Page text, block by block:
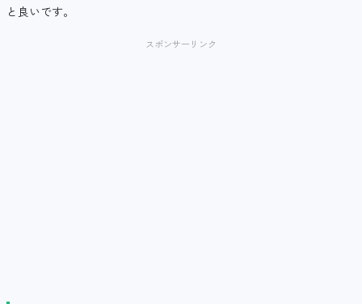
と良いです。
スポンサーリンク